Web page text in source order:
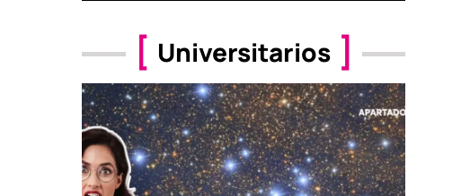
Universitarios